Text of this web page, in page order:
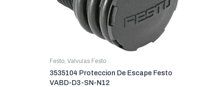
Festo, Valvulas Festo
3535104 Proteccion De Escape Festo
VABD-D3-SN-N12